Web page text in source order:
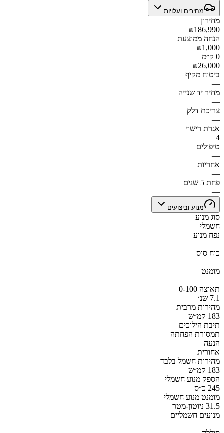
מחירים ועלויות
מחירון
₪186,990
הנחה ממוצעת
₪1,000
0 ק״מ
₪26,000
ביטוח מקיף
—
מחיר יד שנייה
—
צריכת דלק
—
אגרת רישוי
4
טיפולים
—
אחריות
—
פחת 5 שנים
—
מנוע וביצועים
סוג מנוע
חשמלי
נפח מנוע
—
כוח סוס
—
מומנט
—
תאוצה 0-100
7.1 שנ׳
מהירות מרבית
183 קמ״ש
תיבת הילוכים
תמסורת הפחתה
הנעה
אחורית
מהירות חשמל בלבד
183 קמ״ש
הספק מנוע חשמלי
245 כ״ס
מומנט מנוע חשמלי
31.5 ניוטון-מטר
מנועים חשמליים
—